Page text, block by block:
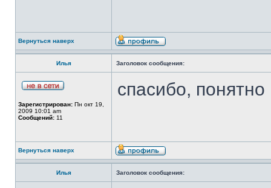
Вернуться наверх
Илья Заголовок сообщения:
Зарегистрирован: Пн окт 19,
2009 10:01 am
Сообщений: 11
спасибо, понятно
Вернуться наверх
Илья Заголовок сообщения: